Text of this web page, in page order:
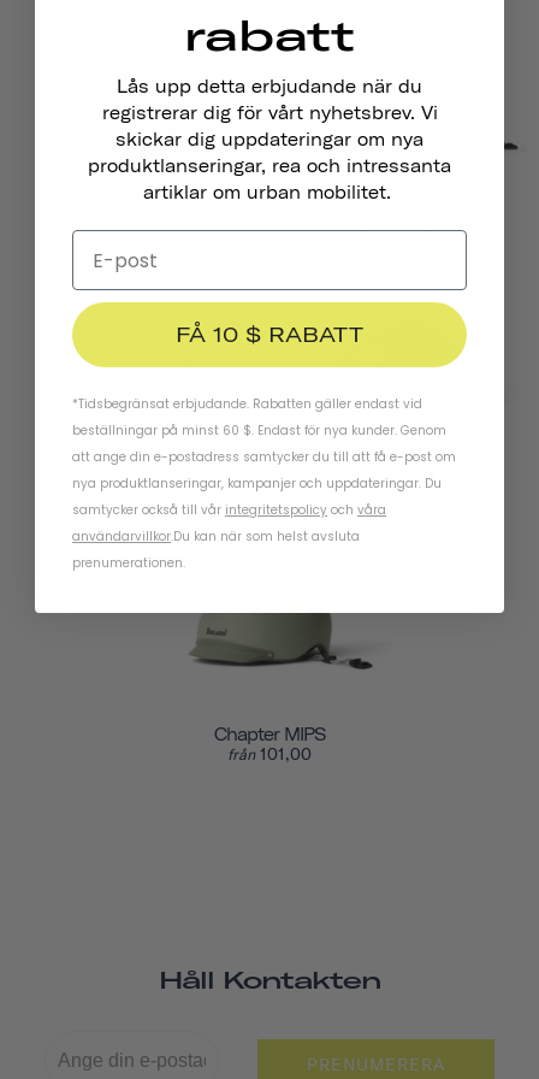
Chapter MIPS
101,00
Chapter MIPS
101,00
Chapter MIPS
från 101,00
Håll Kontakten
PRENUMERERA
rabatt
Lås upp detta erbjudande när du
registrerar dig för vårt nyhetsbrev. Vi
skickar dig uppdateringar om nya
produktlanseringar, rea och intressanta
artiklar om urban mobilitet.
FÅ 10 $ RABATT
*Tidsbegränsat erbjudande. Rabatten gäller endast vid
beställningar på minst 60 $. Endast för nya kunder. Genom
att ange din e-postadress samtycker du till att få e-post om
nya produktlanseringar, kampanjer och uppdateringar. Du
samtycker också till vår integritetspolicy och våra
användarvillkor.Du kan när som helst avsluta
prenumerationen.